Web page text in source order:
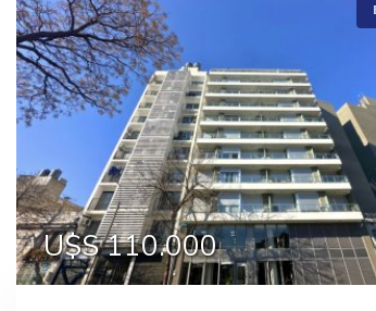
U$S 110.000
U$S 145.000
U$S 145.000